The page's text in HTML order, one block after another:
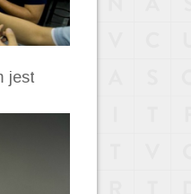
jest